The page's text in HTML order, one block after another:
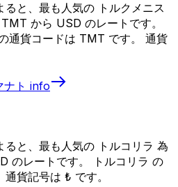
と、最も人気の トルクメニス
から USD のレートです。
通貨コードは TMT です。 通貨
ト info
ると、最も人気の トルコリラ 為
のレートです。 トルコリラ の
貨記号は ₺ です。